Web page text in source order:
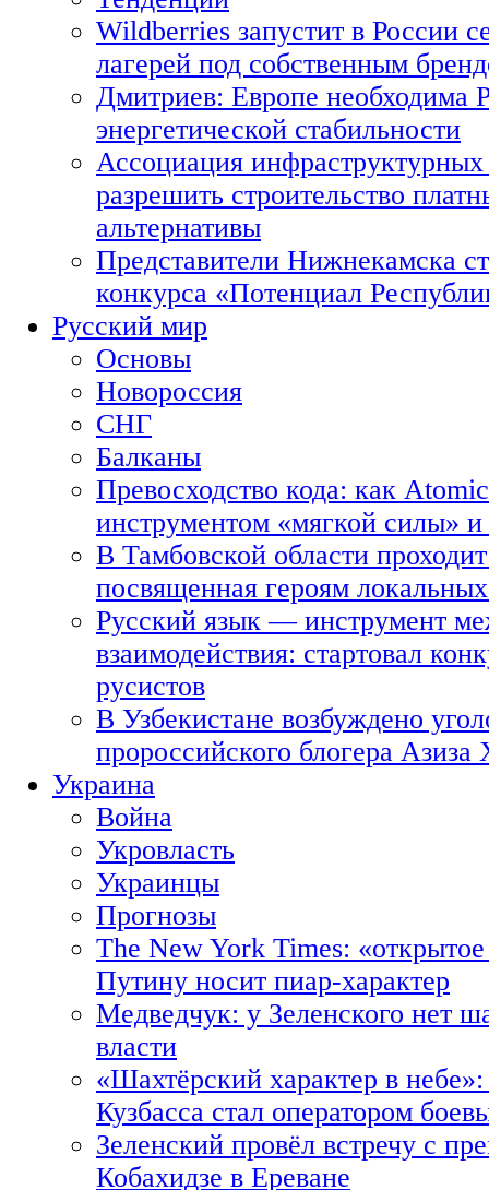
Wildberries запустит в России
лагерей под собственным
Дмитриев: Европе необходима
энергетической стабильности
Ассоциация
разрешить строительство
альтернативы
Представители Нижнекамска
конкурса «Потенциал
Русский мир
Основы
Новороссия
СНГ
Балканы
Превосходство кода: как
инструментом «мягкой силы» и
В Тамбовской области
посвященная героям
Русский язык — инструмент
взаимодействия: стартовал
русистов
В Узбекистане возбуждено
пророссийского блогера Азиза
Украина
Война
Укровласть
Украинцы
Прогнозы
The New York Times:
Путину носит пиар-характер
Медведчук: у Зеленского нет
власти
«Шахтёрский характер в
Кузбасса стал оператором
Зеленский провёл встречу с
Кобахидзе в Ереване